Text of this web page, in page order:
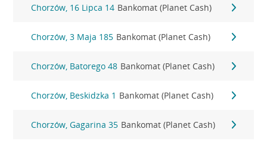
Chorzów, 16 Lipca 14 Bankomat (Planet Cash)
Chorzów, 3 Maja 185 Bankomat (Planet Cash)
Chorzów, Batorego 48 Bankomat (Planet Cash)
Chorzów, Beskidzka 1 Bankomat (Planet Cash)
Chorzów, Gagarina 35 Bankomat (Planet Cash)